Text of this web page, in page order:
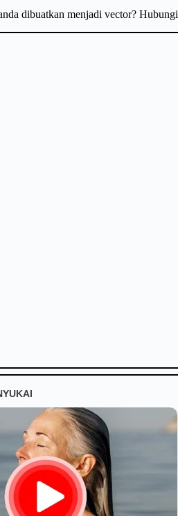
dibuatkan menjadi vector? Hubungi